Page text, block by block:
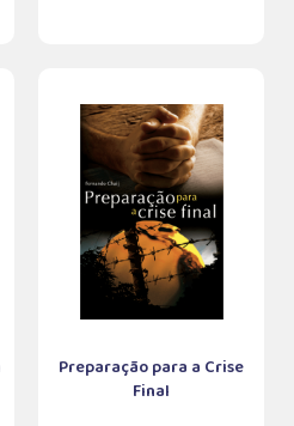
Preparação para a Crise
Final